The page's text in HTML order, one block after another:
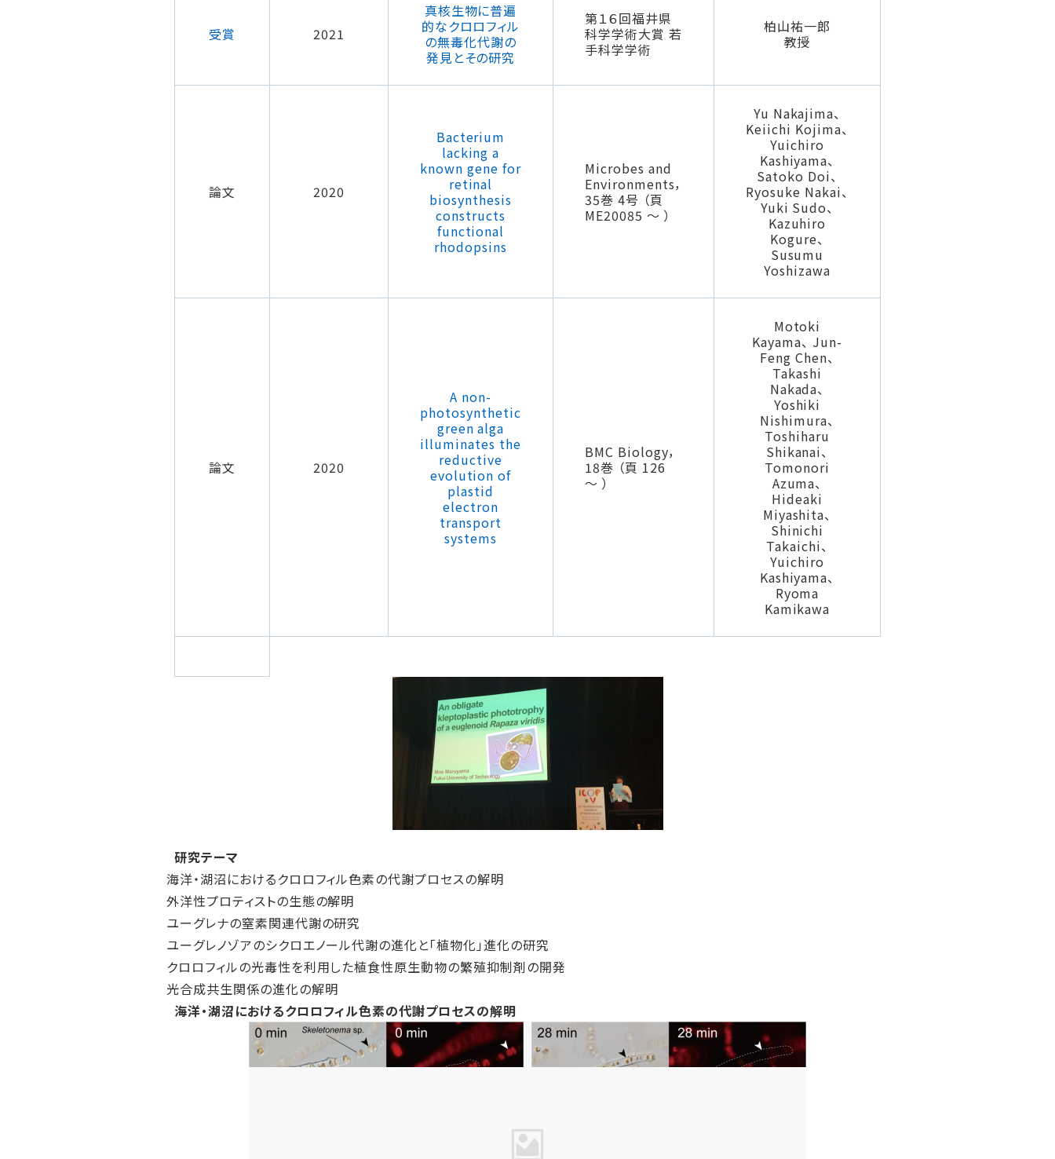
受賞 2021
真核生物に普遍
的なクロロフィル
の無毒化代謝の
発見とその研究
第１６回福井県
科学学術大賞 若
手科学学術
柏山祐一郎
教授
論文 2020
Bacterium
lacking a
known gene for
retinal
biosynthesis
constructs
functional
rhodopsins
Microbes and
Environments，
35巻 4号 （頁
ME20085 ～ ）
Yu Nakajima、
Keiichi Kojima、
Yuichiro
Kashiyama、
Satoko Doi、
Ryosuke Nakai、
Yuki Sudo、
Kazuhiro
Kogure、
Susumu
Yoshizawa
論文 2020
A non-
photosynthetic
green alga
illuminates the
reductive
evolution of
plastid
electron
transport
systems
BMC Biology，
18巻 （頁 126
～ ）
Motoki
Kayama、 Jun-
Feng Chen、
Takashi
Nakada、
Yoshiki
Nishimura、
Toshiharu
Shikanai、
Tomonori
Azuma、
Hideaki
Miyashita、
Shinichi
Takaichi、
Yuichiro
Kashiyama、
Ryoma
Kamikawa
研究テーマ
海洋・湖沼におけるクロロフィル色素の代謝プロセスの解明
外洋性プロティストの生態の解明
ユーグレナの窒素関連代謝の研究
ユーグレノゾアのシクロエノール代謝の進化と「植物化」進化の研究
クロロフィルの光毒性を利用した植食性原生動物の繁殖抑制剤の開発
光合成共生関係の進化の解明
海洋・湖沼におけるクロロフィル色素の代謝プロセスの解明